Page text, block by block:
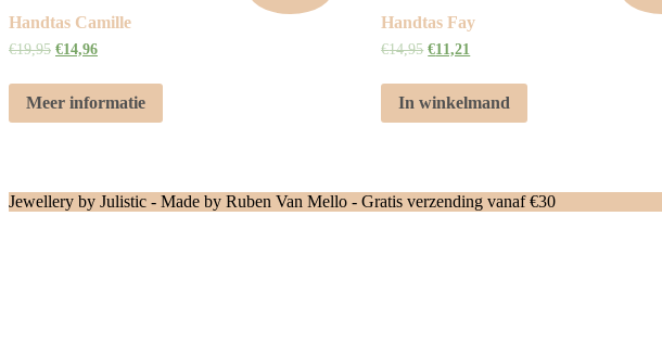
Handtas Camille
€19,95 €14,96
Meer informatie
Handtas Fay
€14,95 €11,21
In winkelmand
Jewellery by Julistic - Made by Ruben Van Mello - Gratis verzending vanaf €30